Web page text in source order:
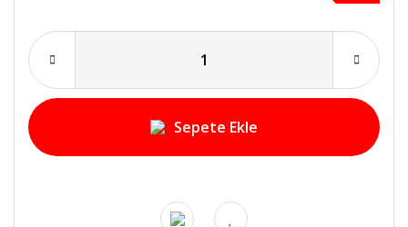
Sepete Ekle